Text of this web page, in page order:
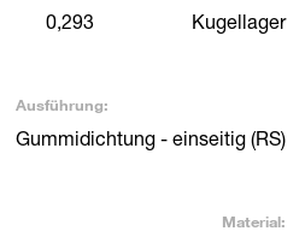
0,293 Kugellager
Ausführung:
Gummidichtung - einseitig (RS)
Material: